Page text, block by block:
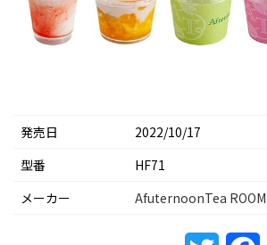
発売日
2022/10/17
型番
HF71
メーカー
AfuternoonTea ROOM